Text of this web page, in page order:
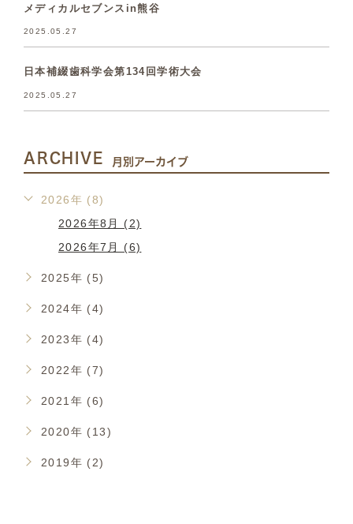
メディカルセブンスin熊谷
2025.05.27
日本補綴歯科学会第134回学術大会
2025.05.27
ARCHIVE 月別アーカイブ
2026年 (8)
2026年8月 (2)
2026年7月 (6)
2025年 (5)
2024年 (4)
2023年 (4)
2022年 (7)
2021年 (6)
2020年 (13)
2019年 (2)